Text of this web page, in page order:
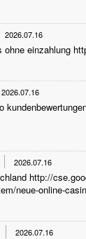
2026.07.16
ohne einzahlung
2026.07.16
2026.07.16
http://
neue-online-
2026.07.16